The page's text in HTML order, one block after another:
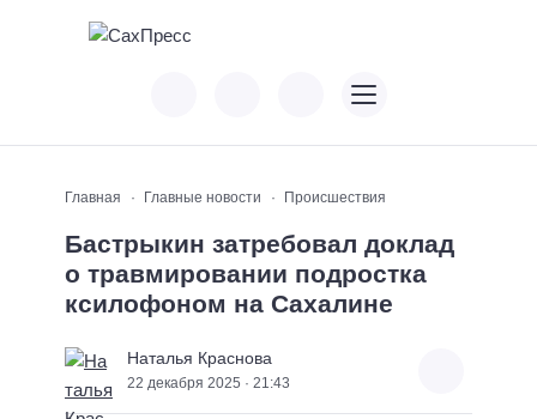
Главная Главные новости Происшествия
Бастрыкин затребовал доклад
о травмировании подростка
ксилофоном на Сахалине
Наталья Краснова
22 декабря 2025 · 21:43